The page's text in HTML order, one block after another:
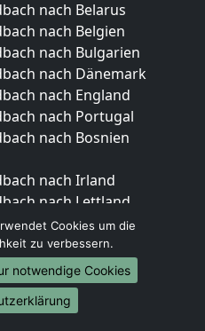
nach Belarus
nach Belgien
nach Bulgarien
nach Dänemark
nach England
nach Portugal
nach Bosnien
nach Irland
nach Lettland
nach Zypern
nach Kroatien
nach Estland
nach Finnland
nach Frankreich
Cookies um die
zu verbessern.
notwendige Cookies